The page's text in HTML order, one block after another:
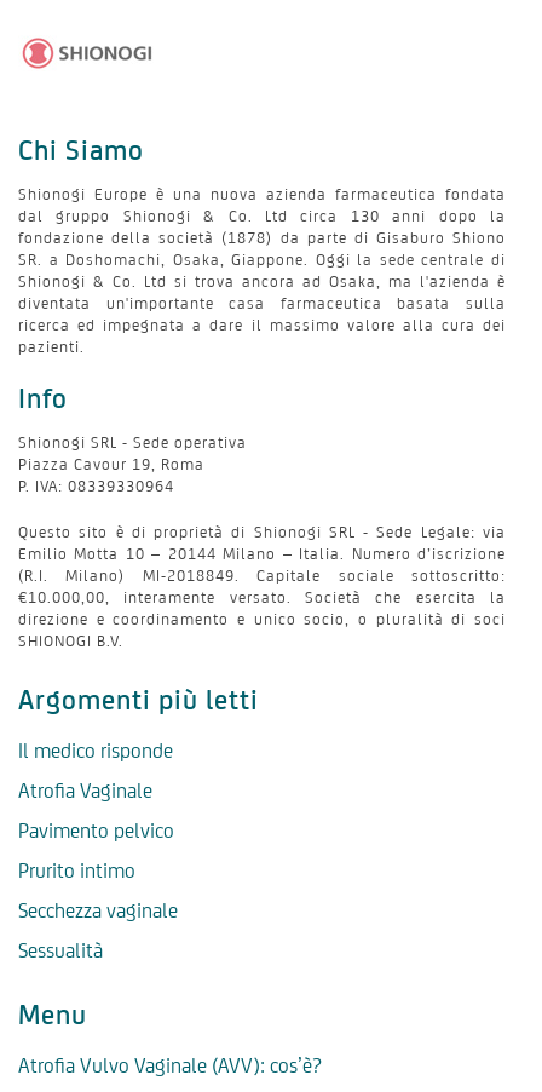
Chi Siamo
Shionogi Europe è una nuova azienda farmaceutica fondata
dal gruppo Shionogi & Co. Ltd circa 130 anni dopo la
fondazione della società (1878) da parte di Gisaburo Shiono
SR. a Doshomachi, Osaka, Giappone. Oggi la sede centrale di
Shionogi & Co. Ltd si trova ancora ad Osaka, ma l'azienda è
diventata un'importante casa farmaceutica basata sulla
ricerca ed impegnata a dare il massimo valore alla cura dei
pazienti.
Info
Shionogi SRL - Sede operativa
Piazza Cavour 19, Roma
P. IVA: 08339330964
Questo sito è di proprietà di Shionogi SRL - Sede Legale: via
Emilio Motta 10 – 20144 Milano – Italia. Numero d’iscrizione
(R.I. Milano) MI-2018849. Capitale sociale sottoscritto:
€10.000,00, interamente versato. Società che esercita la
direzione e coordinamento e unico socio, o pluralità di soci
SHIONOGI B.V.
Argomenti più letti
Il medico risponde
Atrofia Vaginale
Pavimento pelvico
Prurito intimo
Secchezza vaginale
Sessualità
Menu
Atrofia Vulvo Vaginale (AVV): cos’è?